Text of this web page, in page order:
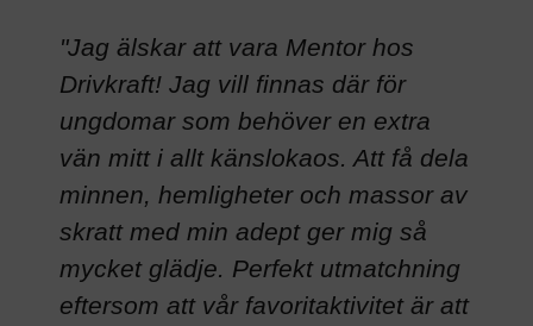
"Jag älskar att vara Mentor hos
Drivkraft! Jag vill finnas där för
ungdomar som behöver en extra
vän mitt i allt känslokaos. Att få dela
minnen, hemligheter och massor av
skratt med min adept ger mig så
mycket glädje. Perfekt utmatchning
eftersom att vår favoritaktivitet är att